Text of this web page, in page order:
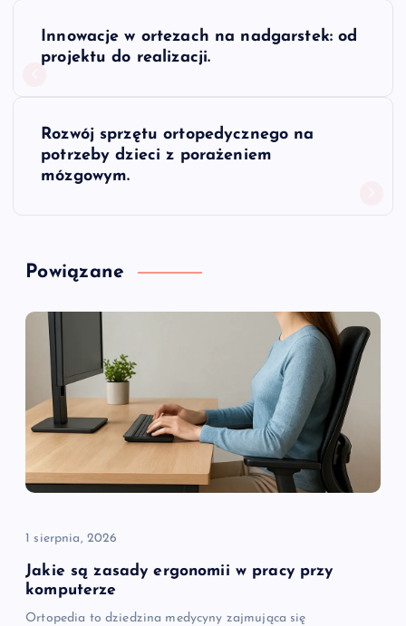
N
c
w
p
s
u
Innowacje w ortezach na nadgarstek: od
projektu do realizacji.
Rozwój sprzętu ortopedycznego na
potrzeby dzieci z porażeniem
mózgowym.
Powiązane
1 sierpnia, 2026
Jakie są zasady ergonomii w pracy przy
komputerze
Ortopedia to dziedzina medycyny zajmująca się